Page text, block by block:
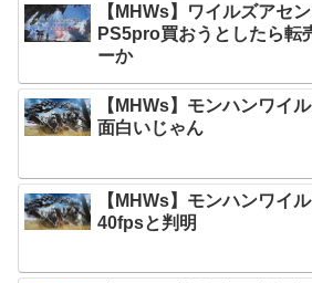
【MHWs】ワイルズアセ
PS5pro買おうとしたら転
ーか
【MHWs】モンハンワイ
面白いじゃん
【MHWs】モンハンワイ
40fpsと判明